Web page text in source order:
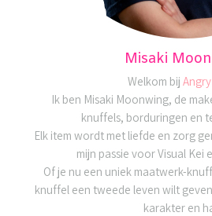
Misaki
Welkom bij
Ik ben Misaki Moonwing, de
knuffels, borduringen en
Elk item wordt met liefde en zorg
mijn passie voor Visual Kei
Of je nu een uniek maatwerk-
knuffel een tweede leven wilt
karakter en